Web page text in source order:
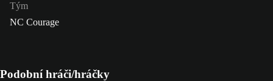
Tým
NC Courage
Podobní hráči/hráčky